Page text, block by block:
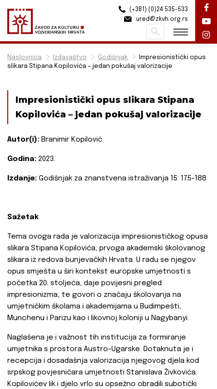
Naslovnica Izdavaštvo Godišnjak
Impresionistički opus
slikara Stipana Kopilovića – jedan pokušaj valorizacije
Impresionistički opus slikara Stipana
Kopilovića – jedan pokušaj valorizacije
Autor(i): Branimir Kopilović
Godina: 2023.
Izdanje: Godišnjak za znanstvena istraživanja 15: 175-188
Sažetak
Tema ovoga rada je valorizacija impresionističkog opusa
slikara Stipana Kopilovića, prvoga akademski školovanog
slikara iz redova bunjevačkih Hrvata. U radu se njegov
opus smješta u širi kontekst europske umjetnosti s
početka 20. stoljeća, daje povijesni pregled
impresionizma, te govori o značaju školovanja na
umjetničkim školama i akademijama u Budimpešti,
Munchenu i Parizu kao i likovnoj koloniji u Nagybanyi.
Naglašena je i važnost tih institucija za formiranje
umjetnika s prostora Austro-Ugarske. Dotaknuta je i
recepcija i dosadašnja valorizacija njegovog djela kod
srpskog povjesničara umjetnosti Stanislava Živkovića.
Kopilovićev lik i djelo vrlo su opsežno obradili subotički
(+381) (0)24 535-533
ured@zkvh.org.rs
Pretraži